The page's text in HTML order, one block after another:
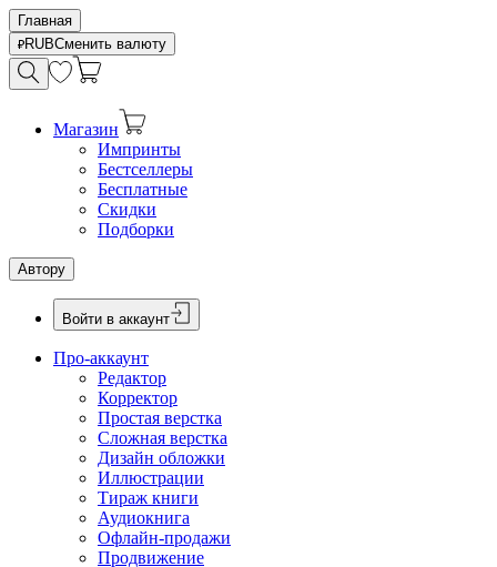
Главная
RUBСменить валюту
Магазин
Импринты
Бестселлеры
Бесплатные
Скидки
Подборки
Автору
Войти в аккаунт
Про-аккаунт
Редактор
Корректор
Простая верстка
Сложная верстка
Дизайн обложки
Иллюстрации
Тираж книги
Аудиокнига
Офлайн-продажи
Продвижение